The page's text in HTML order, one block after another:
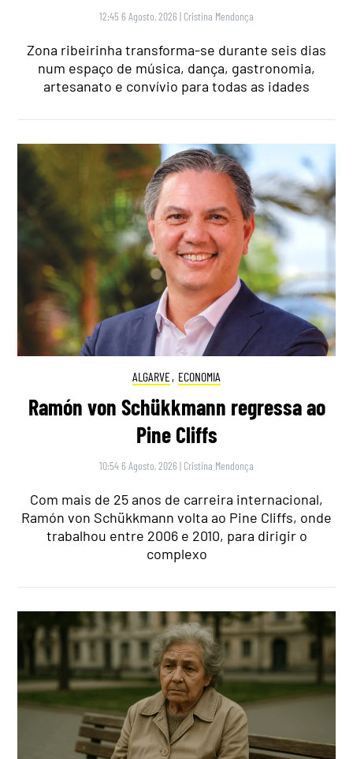
12:45 6 Agosto, 2026 | Cristina Mendonça
Zona ribeirinha transforma-se durante seis dias
num espaço de música, dança, gastronomia,
artesanato e convívio para todas as idades
ALGARVE, ECONOMIA
Ramón von Schükkmann regressa ao
Pine Cliffs
10:54 6 Agosto, 2026 | Cristina Mendonça
Com mais de 25 anos de carreira internacional,
Ramón von Schükkmann volta ao Pine Cliffs, onde
trabalhou entre 2006 e 2010, para dirigir o
complexo